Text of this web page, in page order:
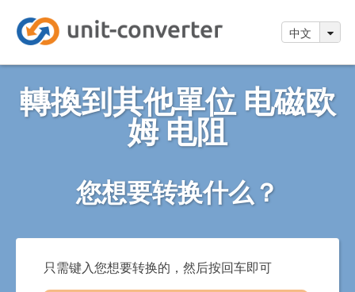
中文
轉換到其他單位 电磁欧
姆 电阻
您想要转换什么？
只需键入您想要转换的，然后按回车即可